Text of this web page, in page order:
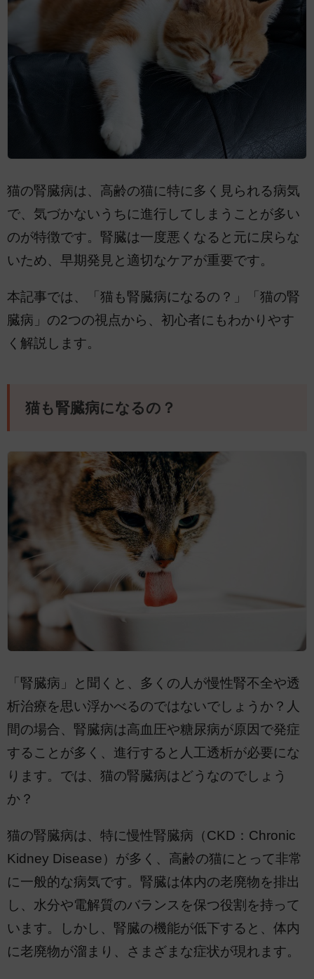
猫の腎臓病は、高齢の猫に特に多く見られる病気
で、気づかないうちに進行してしまうことが多い
のが特徴です。腎臓は一度悪くなると元に戻らな
いため、早期発見と適切なケアが重要です。
本記事では、「猫も腎臓病になるの？」「猫の腎
臓病」の2つの視点から、初心者にもわかりやす
く解説します。
猫も腎臓病になるの？
「腎臓病」と聞くと、多くの人が慢性腎不全や透
析治療を思い浮かべるのではないでしょうか？人
間の場合、腎臓病は高血圧や糖尿病が原因で発症
することが多く、進行すると人工透析が必要にな
ります。では、猫の腎臓病はどうなのでしょう
か？
猫の腎臓病は、特に慢性腎臓病（CKD：Chronic
Kidney Disease）が多く、高齢の猫にとって非常
に一般的な病気です。腎臓は体内の老廃物を排出
し、水分や電解質のバランスを保つ役割を持って
います。しかし、腎臓の機能が低下すると、体内
に老廃物が溜まり、さまざまな症状が現れます。